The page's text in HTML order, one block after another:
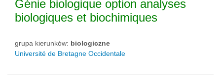
Génie biologique option analyses
biologiques et biochimiques
grupa kierunków: biologiczne
Université de Bretagne Occidentale